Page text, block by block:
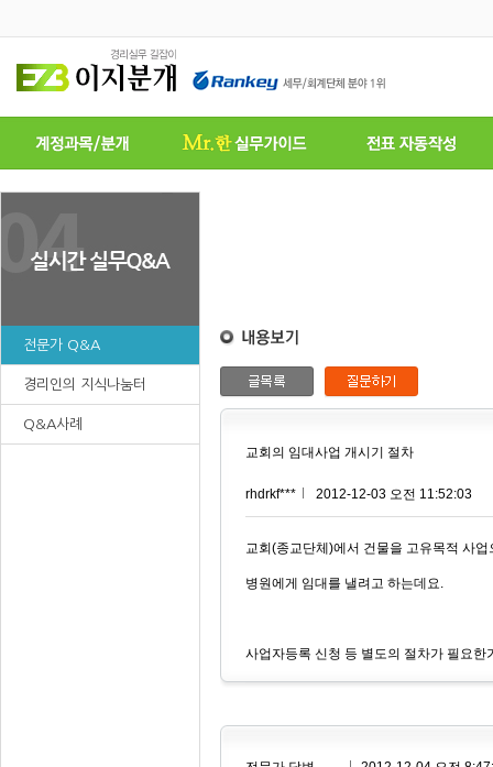
전문가 Q&A
경리인의 지식나눔터
Q&A사례
교회의 임대사업 개시기 절차
rhdrkf*** 2012-12-03 오전 11:52:03
교회(종교단체)에서 건물을 고유목적 사
병원에게 임대를 낼려고 하는데요.
사업자등록 신청 등 별도의 절차가 필요한